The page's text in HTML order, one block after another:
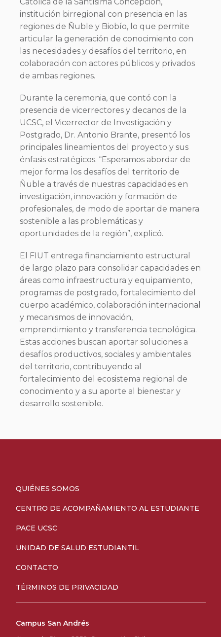
institución birregional con presencia en las
regiones de Ñuble y Biobío, lo que permite
articular la generación de conocimiento con
las necesidades y desafíos del territorio, en
colaboración con actores públicos y privados
de ambas regiones.
Durante la ceremonia, que contó con la
presencia de vicerrectores y decanos de la
UCSC, el Vicerrector de Investigación y
Postgrado, Dr. Antonio Brante, presentó los
principales lineamientos del proyecto y sus
énfasis estratégicos. “Esperamos abordar de
mejor forma los desafíos del territorio de
Ñuble a través de nuestras capacidades en
investigación, innovación y formación de
profesionales, de modo de aportar de manera
sostenible a las problemáticas y
oportunidades de la región”, explicó.
El FIUT entrega financiamiento estructural
de largo plazo para consolidar capacidades en
áreas como infraestructura y equipamiento,
programas de postgrado, fortalecimiento del
cuerpo académico, colaboración internacional
y mecanismos de innovación,
emprendimiento y transferencia tecnológica.
Estas acciones buscan aportar soluciones a
desafíos productivos, sociales y ambientales
del territorio, contribuyendo al
fortalecimiento del ecosistema regional de
conocimiento y a su aporte al bienestar y
desarrollo sostenible.
QUIÉNES SOMOS
CENTRO DE ACOMPAÑAMIENTO AL ESTUDIANTE
PACE UCSC
UNIDAD DE SALUD ESTUDIANTIL
CONTACTO
TÉRMINOS DE PRIVACIDAD
Campus San Andrés